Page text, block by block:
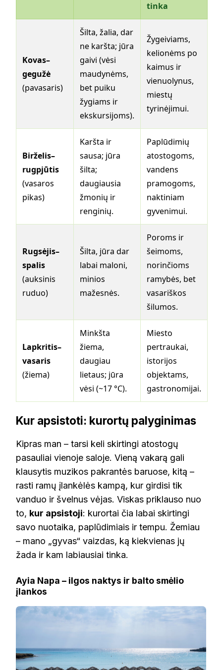
tinka
Kovas–
gegužė
(pavasaris)
Šilta, žalia, dar
ne karšta; jūra
gaivi (vėsi
maudynėms,
bet puiku
žygiams ir
ekskursijoms).
Žygeiviams,
kelionėms po
kaimus ir
vienuolynus,
miestų
tyrinėjimui.
Birželis–
rugpjūtis
(vasaros
pikas)
Karšta ir
sausa; jūra
šilta;
daugiausia
žmonių ir
renginių.
Paplūdimių
atostogoms,
vandens
pramogoms,
naktiniam
gyvenimui.
Rugsėjis–
spalis
(auksinis
ruduo)
Šilta, jūra dar
labai maloni,
minios
mažesnės.
Poroms ir
šeimoms,
norinčioms
ramybės, bet
vasariškos
šilumos.
Lapkritis–
vasaris
(žiema)
Minkšta
žiema,
daugiau
lietaus; jūra
vėsi (~17 °C).
Miesto
pertraukai,
istorijos
objektams,
gastronomijai.
Kur apsistoti: kurortų palyginimas
Kipras man – tarsi keli skirtingi atostogų
pasauliai vienoje saloje. Vieną vakarą gali
klausytis muzikos pakrantės baruose, kitą –
rasti ramų įlankėlės kampą, kur girdisi tik
vanduo ir švelnus vėjas. Viskas priklauso nuo
to, kur apsistoji: kurortai čia labai skirtingi
savo nuotaika, paplūdimiais ir tempu. Žemiau
– mano „gyvas“ vaizdas, ką kiekvienas jų
žada ir kam labiausiai tinka.
Ayia Napa – ilgos naktys ir balto smėlio
įlankos